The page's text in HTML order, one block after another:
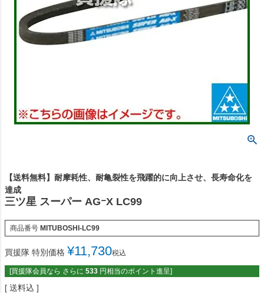
【送料無料】耐摩耗性、耐亀裂性を飛躍的に向上させ、長寿命化を
達成
三ツ星 スーパー AGｰX LC99
商品番号 MITUBOSHI-LC99
買援隊 特別価格 ¥11,730税込
[買援隊会員なら さらに 533 円相当のポイント進呈]
送料込